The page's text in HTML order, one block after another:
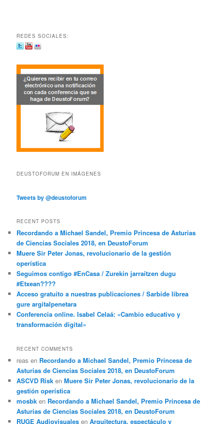
REDES SOCIALES:
DEUSTOFORUM EN IMÁGENES
Tweets by @deustoforum
RECENT POSTS
Recordando a Michael Sandel, Premio Princesa de Asturias
de Ciencias Sociales 2018, en DeustoForum
Muere Sir Peter Jonas, revolucionario de la gestión
operística
Seguimos contigo #EnCasa / Zurekin jarraitzen dugu
#Etxean????
Acceso gratuito a nuestras publicaciones / Sarbide librea
gure argitalpenetara
Conferencia online. Isabel Celaá: «Cambio educativo y
transformación digital»
RECENT COMMENTS
reas en Recordando a Michael Sandel, Premio Princesa de
Asturias de Ciencias Sociales 2018, en DeustoForum
ASCVD Risk enMuere Sir Peter Jonas, revolucionario de la
gestión operística
mosbk en Recordando a Michael Sandel, Premio Princesa de
Asturias de Ciencias Sociales 2018, en DeustoForum
RUGE Audiovisuales enArquitectura, espectáculo y